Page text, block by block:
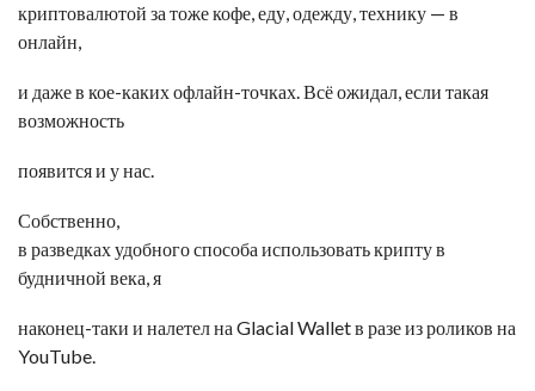
криптовалютой за тоже кофе, еду, одежду, технику — в
онлайн,
и даже в кое-каких офлайн-точках. Всё ожидал, если такая
возможность
появится и у нас.
Собственно,
в разведках удобного способа использовать крипту в
будничной века, я
наконец-таки и налетел на Glacial Wallet в разе из роликов на
YouTube.